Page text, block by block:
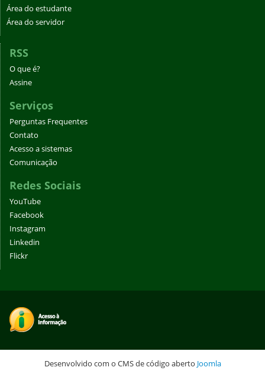
Área do estudante
Área do servidor
RSS
O que é?
Assine
Serviços
Perguntas Frequentes
Contato
Acesso a sistemas
Comunicação
Redes Sociais
YouTube
Facebook
Instagram
Linkedin
Flickr
Desenvolvido com o CMS de código aberto Joomla